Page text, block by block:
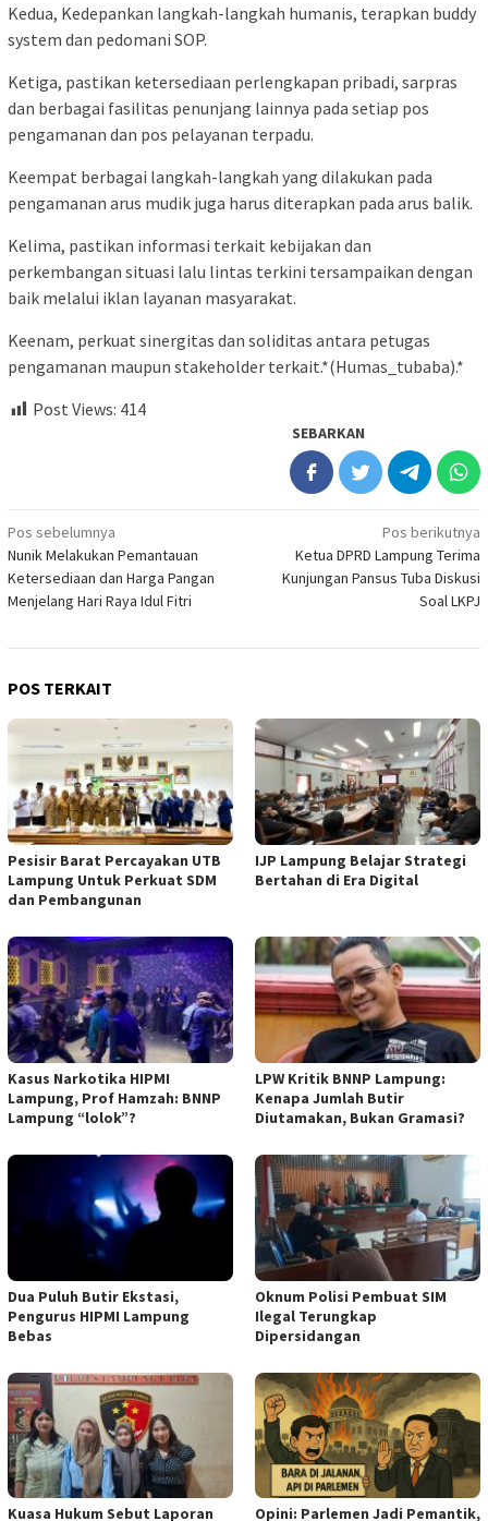
Kedua, Kedepankan langkah-langkah humanis, terapkan buddy
system dan pedomani SOP.
Ketiga, pastikan ketersediaan perlengkapan pribadi, sarpras
dan berbagai fasilitas penunjang lainnya pada setiap pos
pengamanan dan pos pelayanan terpadu.
Keempat berbagai langkah-langkah yang dilakukan pada
pengamanan arus mudik juga harus diterapkan pada arus balik.
Kelima, pastikan informasi terkait kebijakan dan
perkembangan situasi lalu lintas terkini tersampaikan dengan
baik melalui iklan layanan masyarakat.
Keenam, perkuat sinergitas dan soliditas antara petugas
pengamanan maupun stakeholder terkait.*(Humas_tubaba).*
Post Views: 414
SEBARKAN
Navigasi
pos
Pos sebelumnya
Nunik Melakukan Pemantauan
Ketersediaan dan Harga Pangan
Menjelang Hari Raya Idul Fitri
Pos berikutnya
Ketua DPRD Lampung Terima
Kunjungan Pansus Tuba Diskusi
Soal LKPJ
POS TERKAIT
Pesisir Barat Percayakan UTB
Lampung Untuk Perkuat SDM
dan Pembangunan
IJP Lampung Belajar Strategi
Bertahan di Era Digital
Kasus Narkotika HIPMI
Lampung, Prof Hamzah: BNNP
Lampung “lolok”?
LPW Kritik BNNP Lampung:
Kenapa Jumlah Butir
Diutamakan, Bukan Gramasi?
Dua Puluh Butir Ekstasi,
Pengurus HIPMI Lampung
Bebas
Oknum Polisi Pembuat SIM
Ilegal Terungkap
Dipersidangan
Kuasa Hukum Sebut Laporan Opini: Parlemen Jadi Pemantik,